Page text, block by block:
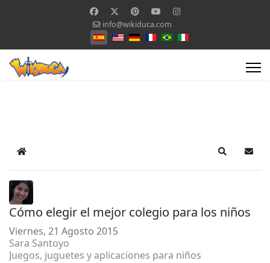
info@wikiduca.com
Seleccione su idioma
Home Search
Cómo elegir el mejor colegio para los niños
Viernes, 21 Agosto 2015
Sara Santoyo
Juegos, juguetes y aplicaciones para niños